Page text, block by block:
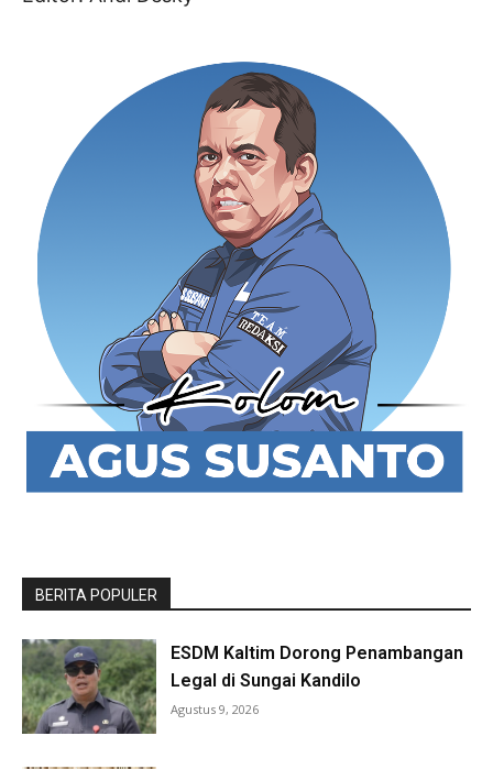
BERITA POPULER
ESDM Kaltim Dorong Penambangan
Legal di Sungai Kandilo
Agustus 9, 2026